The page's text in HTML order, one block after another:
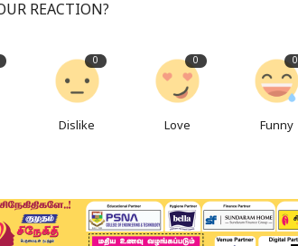
REACTION?
0
Dislike
0
Love
0
Funny